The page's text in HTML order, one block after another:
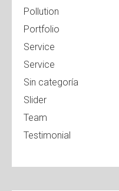
Pollution
Portfolio
Service
Service
Sin categoría
Slider
Team
Testimonial